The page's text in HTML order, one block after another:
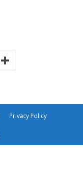
Privacy Policy